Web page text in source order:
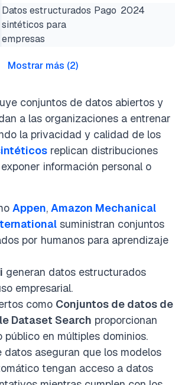
Datos estructurados
sintéticos para
empresas
Pago 2024
Mostrar más (2)
conjuntos de datos abiertos y
a las organizaciones a entrenar
la privacidad y calidad de los
replican distribuciones
información personal o
Appen, Amazon Mechanical
suministran conjuntos
por humanos para aprendizaje
generan datos estructurados
empresarial.
como Conjuntos de datos de
Dataset Search proporcionan
en múltiples dominios.
datos aseguran que los modelos
tengan acceso a datos